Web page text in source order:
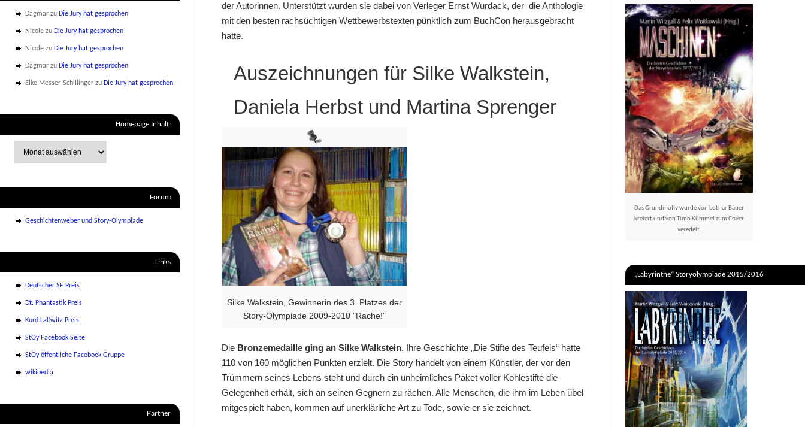
der Autorinnen. Unterstützt wurden sie dabei von Verleger Ernst Wurdack, der die Anthologie
mit den besten rachsüchtigen Wettbewerbstexten pünktlich zum BuchCon herausgebracht
hatte.
Auszeichnungen für Silke Walkstein,
Daniela Herbst und Martina Sprenger
Silke Walkstein, Gewinnerin des 3. Platzes der
Story-Olympiade 2009-2010 "Rache!"
Die Bronzemedaille ging an Silke Walkstein. Ihre Geschichte „Die Stifte des Teufels“ hatte
110 von 160 möglichen Punkten erzielt. Die Story handelt von einem Künstler, der vor den
Trümmern seines Lebens steht und durch ein unheimliches Paket voller Kohlestifte die
Gelegenheit erhält, sich an seinen Gegnern zu rächen. Alle Menschen, die ihm im Leben übel
mitgespielt haben, kommen auf unerklärliche Art zu Tode, sowie er sie zeichnet.
Dagmar zu Die Jury hat gesprochen
Nicole zu Die Jury hat gesprochen
Nicole zu Die Jury hat gesprochen
Dagmar zu Die Jury hat gesprochen
Elke Messer-Schillinger zu Die Jury hat gesprochen
Homepage Inhalt:
Forum
Geschichtenweber und Story-Olympiade
Links
Deutscher SF Preis
Dt. Phantastik Preis
Kurd Laßwitz Preis
StOy Facebook Seite
StOy öffentliche Facebook Gruppe
wikipedia
Partner
Das Grundmotiv wurde von Lothar Bauer
kreiert und von Timo Kümmel zum Cover
veredelt.
„Labyrinthe“ Storyolympiade 2015/2016